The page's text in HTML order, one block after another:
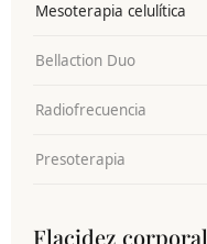
Mesoterapia celulítica
Bellaction Duo
Radiofrecuencia
Presoterapia
Flacidez corporal